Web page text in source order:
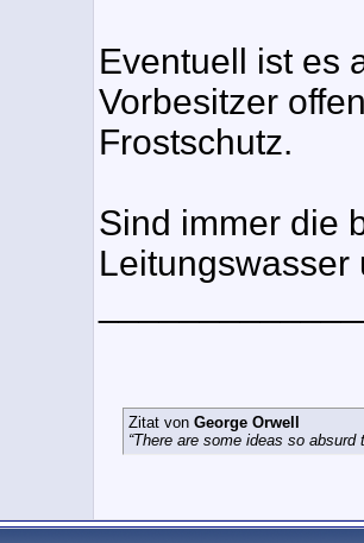
Eventuell ist es
Vorbesitzer
Frostschutz.
Sind immer die
Leitungswasser
Zitat von George Orwell
“There are some ideas so